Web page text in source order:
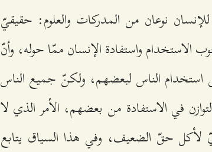
نوعان من المدركات والعلوم: حقيقيّ
واستفادة الإنسان ممّا حوله، وأنّ
استخدام الناس لبعضهم، ولكنّ جميع الناس
في الاستفادة من بعضهم، الأمر الذي لا
حقّ الضعيف، وفي هذا السياق يتابع